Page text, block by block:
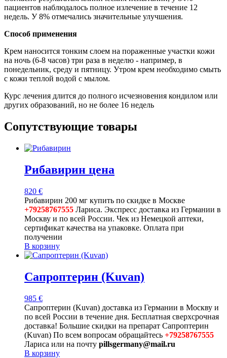
пациентов наблюдалось полное излечение в течение 12
недель. У 8% отмечались значительные улучшения.
Способ применения
Крем наносится тонким слоем на пораженные участки кожи
на ночь (6-8 часов) три раза в неделю - например, в
понедельник, среду и пятницу. Утром крем необходимо смыть
с кожи теплой водой с мылом.
Курс лечения длится до полного исчезновения кондилом или
других образований, но не более 16 недель
Сопутствующие товары
Рибавирин цена
820 €
Рибавирин 200 мг купить по скидке в Москве
+79258767555 Лариса. Экспресс доставка из Германии в
Москву и по всей России. Чек из Немецкой аптеки,
сертификат качества на упаковке. Оплата при
получении
В корзину
Сапроптерин (Kuvan)
985 €
Сапроптерин (Kuvan) доставка из Германии в Москву и
по всей России в течение дня. Бесплатная сверхсрочная
доставка! Большие скидки на препарат Сапроптерин
(Kuvan) По всем вопросам обращайтесь +79258767555
Лариса или на почту pillsgermany@mail.ru
В корзину